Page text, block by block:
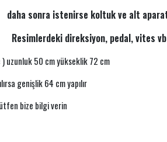
daha sonra istenirse koltuk ve alt
Resimlerdeki direksiyon, pedal, vites
uzunluk 50 cm yükseklik 72 cm
genişlik 64 cm yapılır
bize bilgi verin